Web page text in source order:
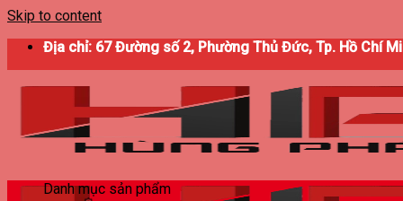
Skip to content
Địa chỉ: 67 Đường số 2, Phường Thủ Đức, Tp. Hồ Chí
Danh mục sản phẩm